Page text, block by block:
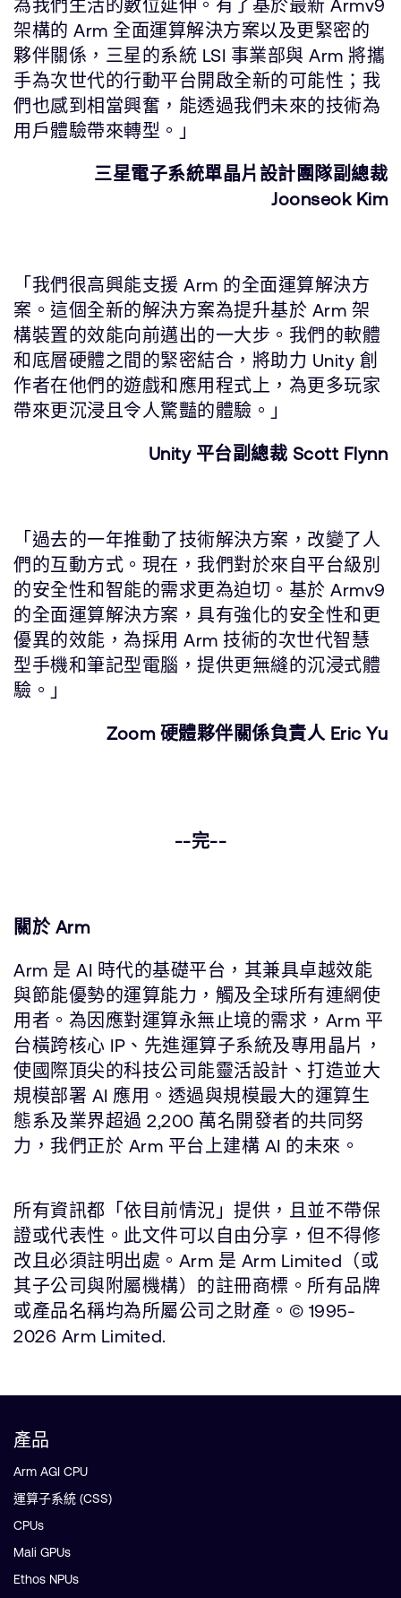
為我們生活的數位延伸。有了基於最新 Armv9
架構的 Arm 全面運算解決方案以及更緊密的
夥伴關係，三星的系統 LSI 事業部與 Arm 將攜
手為次世代的行動平台開啟全新的可能性；我
們也感到相當興奮，能透過我們未來的技術為
用戶體驗帶來轉型。」
三星電子系統單晶片設計團隊副總裁
Joonseok Kim
「我們很高興能支援 Arm 的全面運算解決方
案。這個全新的解決方案為提升基於 Arm 架
構裝置的效能向前邁出的一大步。我們的軟體
和底層硬體之間的緊密結合，將助力 Unity 創
作者在他們的遊戲和應用程式上，為更多玩家
帶來更沉浸且令人驚豔的體驗。」
Unity 平台副總裁 Scott Flynn
「過去的一年推動了技術解決方案，改變了人
們的互動方式。現在，我們對於來自平台級別
的安全性和智能的需求更為迫切。基於 Armv9
的全面運算解決方案，具有強化的安全性和更
優異的效能，為採用 Arm 技術的次世代智慧
型手機和筆記型電腦，提供更無縫的沉浸式體
驗。」
Zoom 硬體夥伴關係負責人 Eric Yu
--完--
關於 Arm
Arm 是 AI 時代的基礎平台，其兼具卓越效能
與節能優勢的運算能力，觸及全球所有連網使
用者。為因應對運算永無止境的需求，Arm 平
台橫跨核心 IP、先進運算子系統及專用晶片，
使國際頂尖的科技公司能靈活設計、打造並大
規模部署 AI 應用。透過與規模最大的運算生
態系及業界超過 2,200 萬名開發者的共同努
力，我們正於 Arm 平台上建構 AI 的未來。
所有資訊都「依目前情況」提供，且並不帶保
證或代表性。此文件可以自由分享，但不得修
改且必須註明出處。Arm 是 Arm Limited（或
其子公司與附屬機構）的註冊商標。所有品牌
或產品名稱均為所屬公司之財產。© 1995-
2026 Arm Limited.
產品
Arm AGI CPU
運算子系統 (CSS)
CPUs
Mali GPUs
Ethos NPUs